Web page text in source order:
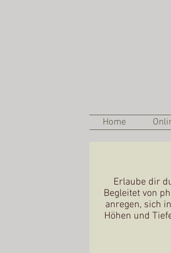
Home
Erlaube dir
Begleitet von
anregen, sich
Höhen und